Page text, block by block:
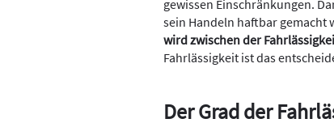
gewissen Einschränkungen.
sein Handeln haftbar gemacht
wird zwischen der
Fahrlässigkeit ist das
Der Grad der